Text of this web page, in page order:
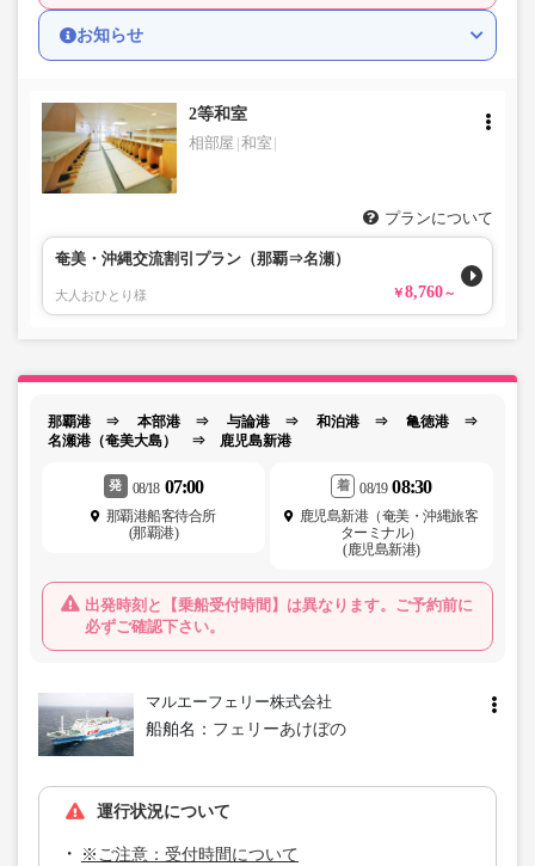
お知らせ
2等和室
相部屋 和室
プランについて
奄美・沖縄交流割引プラン（那覇⇒名瀬）
大人おひとり様 8,760
那覇港 ⇒ 本部港 ⇒ 与論港 ⇒ 和泊港 ⇒ 亀徳港 ⇒
名瀬港（奄美大島） ⇒ 鹿児島新港
発 08/18 07:00
那覇港船客待合所
(那覇港)
出発時刻と【乗船受付時間】は異なります。ご予約前に
必ずご確認下さい。
着 08/19 08:30
鹿児島新港（奄美・沖縄旅客
ターミナル）
(鹿児島新港)
マルエーフェリー株式会社
船舶名： フェリーあけぼの
運行状況について
※ご注意：受付時間について